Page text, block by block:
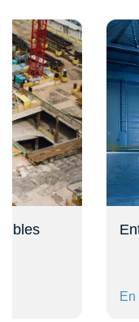
Entrepôts à